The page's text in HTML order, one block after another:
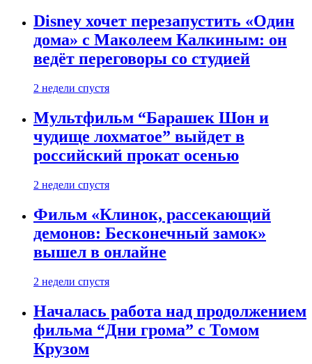
Disney хочет перезапустить «Один
дома» с Маколеем Калкиным: он
ведёт переговоры со студией
2 недели спустя
Мультфильм “Барашек Шон и
чудище лохматое” выйдет в
российский прокат осенью
2 недели спустя
Фильм «Клинок, рассекающий
демонов: Бесконечный замок»
вышел в онлайне
2 недели спустя
Началась работа над продолжением
фильма “Дни грома” с Томом
Крузом